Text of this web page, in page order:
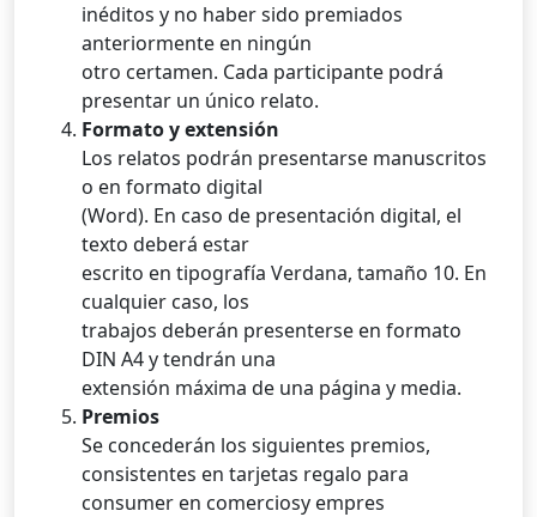
inéditos y no haber sido premiados
anteriormente en ningún
otro certamen. Cada participante podrá
presentar un único relato.
Formato y extensión
Los relatos podrán presentarse manuscritos
o en formato digital
(Word). En caso de presentación digital, el
texto deberá estar
escrito en tipografía Verdana, tamaño 10. En
cualquier caso, los
trabajos deberán presenterse en formato
DIN A4 y tendrán una
extensión máxima de una página y media.
Premios
Se concederán los siguientes premios,
consistentes en tarjetas regalo para
consumer en comerciosy empres